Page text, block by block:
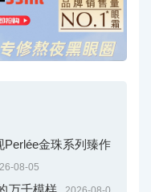
金珠系列臻作
08-05